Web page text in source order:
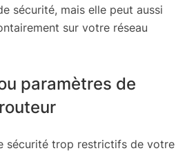
sécurité, mais elle peut aussi
sur votre réseau
paramètres de
sécurité trop restrictifs de votre